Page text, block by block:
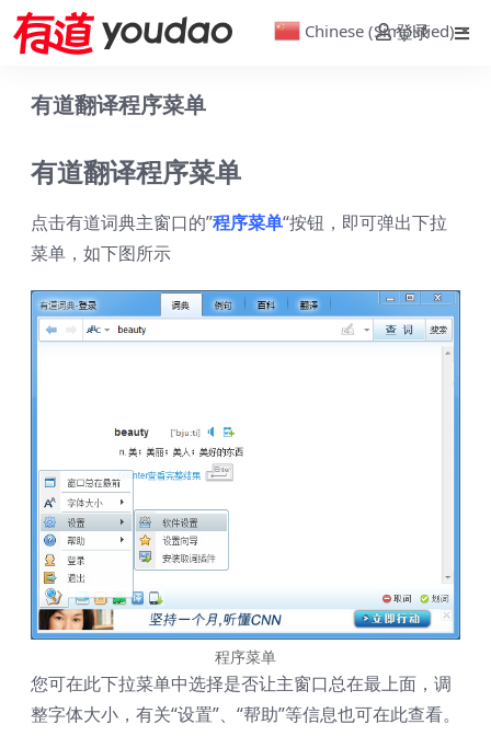
登录
有道翻译程序菜单
有道翻译程序菜单
点击有道词典主窗口的”程序菜单“按钮，即可弹出下拉
菜单，如下图所示
程序菜单
您可在此下拉菜单中选择是否让主窗口总在最上面，调
整字体大小，有关“设置”、“帮助”等信息也可在此查看。
Chinese (Simplified) ▼